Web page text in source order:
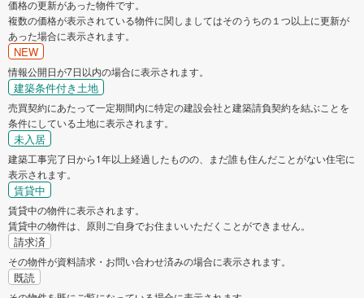
価格の更新があった物件です。
複数の価格が表示されている物件に関しましてはそのうちの１つ以上に更新が
あった場合に表示されます。
NEW
情報公開日が7日以内の場合に表示されます。
建築条件付き土地
売買契約にあたって一定期間内に特定の建設会社と建築請負契約を結ぶことを
条件にしている土地に表示されます。
未入居
建築工事完了日から1年以上経過したものの、まだ誰も住んだことがない住宅に
表示されます。
賃貸中
賃貸中の物件に表示されます。
賃貸中の物件は、原則ご自身でお住まいいただくことができません。
請求済
その物件が資料請求・お問い合わせ済みの場合に表示されます。
既読